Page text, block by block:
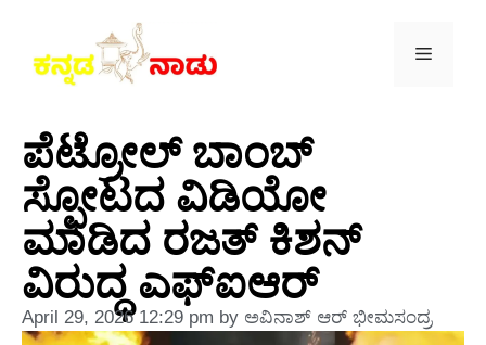
ಪೆಟ್ರೋಲ್ ಬಾಂಬ್
ಸ್ಫೋಟದ ವಿಡಿಯೋ
ಮಾಡಿದ ರಜತ್ ಕಿಶನ್
ವಿರುದ್ಧ ಎಫ್‌ಐಆರ್
April 29, 2026 12:29 pm by ಅವಿನಾಶ್‌ ಆರ್‌ ಭೀಮಸಂದ್ರ